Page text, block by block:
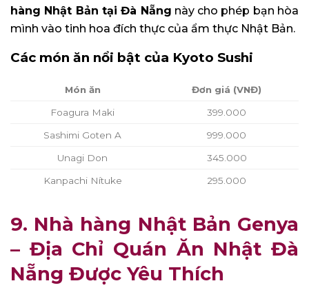
hàng Nhật Bản tại Đà Nẵng này cho phép bạn hòa
mình vào tinh hoa đích thực của ẩm thực Nhật Bản.
Các món ăn nổi bật của Kyoto Sushi
Món ăn Đơn giá (VNĐ)
Foagura Maki 399.000
Sashimi Goten A 999.000
Unagi Don 345.000
Kanpachi Nítuke 295.000
9. Nhà hàng Nhật Bản Genya
– Địa Chỉ Quán Ăn Nhật Đà
Nẵng Được Yêu Thích